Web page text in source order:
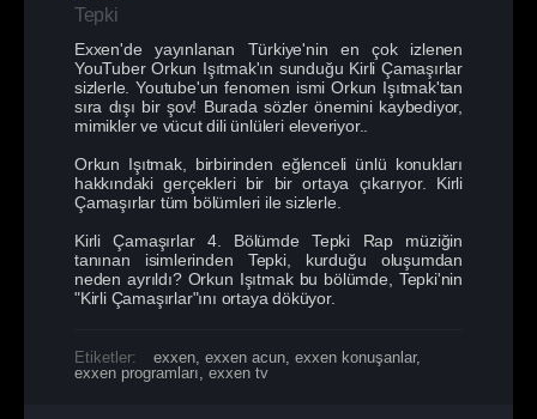
Tepki
Exxen'de yayınlanan Türkiye'nin en çok izlenen
YouTuber Orkun Işıtmak'ın sunduğu Kirli Çamaşırlar
sizlerle. Youtube'un fenomen ismi Orkun Işıtmak'tan
sıra dışı bir şov! Burada sözler önemini kaybediyor,
mimikler ve vücut dili ünlüleri eleveriyor..
Orkun Işıtmak, birbirinden eğlenceli ünlü konukları
hakkındaki gerçekleri bir bir ortaya çıkarıyor. Kirli
Çamaşırlar tüm bölümleri ile sizlerle.
Kirli Çamaşırlar 4. Bölümde Tepki Rap müziğin
tanınan isimlerinden Tepki, kurduğu oluşumdan
neden ayrıldı? Orkun Işıtmak bu bölümde, Tepki'nin
"Kirli Çamaşırlar"ını ortaya döküyor.
Etiketler: exxen exxen acun exxen konuşanlar,
exxen programları exxen tv